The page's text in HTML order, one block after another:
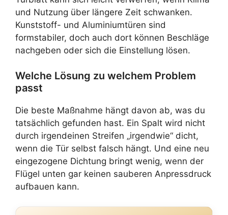
und Nutzung über längere Zeit schwanken.
Kunststoff- und Aluminiumtüren sind
formstabiler, doch auch dort können Beschläge
nachgeben oder sich die Einstellung lösen.
Welche Lösung zu welchem Problem
passt
Die beste Maßnahme hängt davon ab, was du
tatsächlich gefunden hast. Ein Spalt wird nicht
durch irgendeinen Streifen „irgendwie“ dicht,
wenn die Tür selbst falsch hängt. Und eine neu
eingezogene Dichtung bringt wenig, wenn der
Flügel unten gar keinen sauberen Anpressdruck
aufbauen kann.